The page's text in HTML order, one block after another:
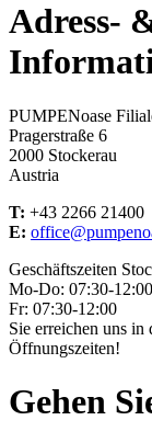
Adress-
PUMPENoase
Pragerstraße 6
2000 Stockerau
Austria
T: +43 2266 21400
E:
Geschäftszeiten
Mo-Do: 07:30-
Fr: 07:30-12:00
Sie erreichen uns in
Öffnungszeiten!
Gehen